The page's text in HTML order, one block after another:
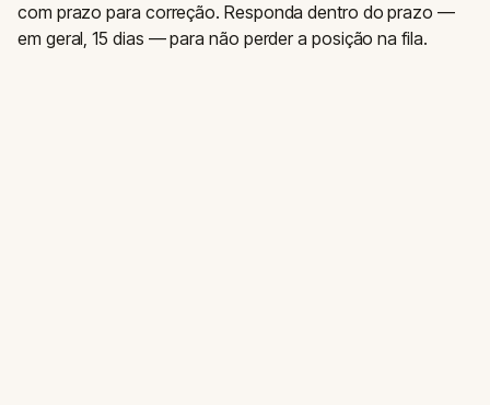
com prazo para correção. Responda dentro do prazo —
em geral, 15 dias — para não perder a posição na fila.